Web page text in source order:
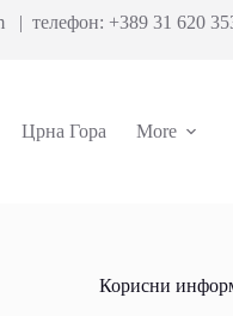
| телефон: +389 31 620
Црна Гора More
Корисни